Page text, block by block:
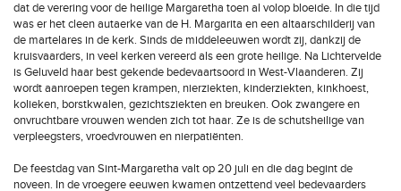
dat de verering voor de heilige Margaretha toen al volop bloeide. In die tijd
was er het cleen autaerke van de H. Margarita en een altaarschilderij van
de martelares in de kerk. Sinds de middeleeuwen wordt zij, dankzij de
kruisvaarders, in veel kerken vereerd als een grote heilige. Na Lichtervelde
is Geluveld haar best gekende bedevaartsoord in West-Vlaanderen. Zij
wordt aanroepen tegen krampen, nierziekten, kinderziekten, kinkhoest,
kolieken, borstkwalen, gezichtsziekten en breuken. Ook zwangere en
onvruchtbare vrouwen wenden zich tot haar. Ze is de schutsheilige van
verpleegsters, vroedvrouwen en nierpatiënten.
De feestdag van Sint-Margaretha valt op 20 juli en die dag begint de
noveen. In de vroegere eeuwen kwamen ontzettend veel bedevaarders